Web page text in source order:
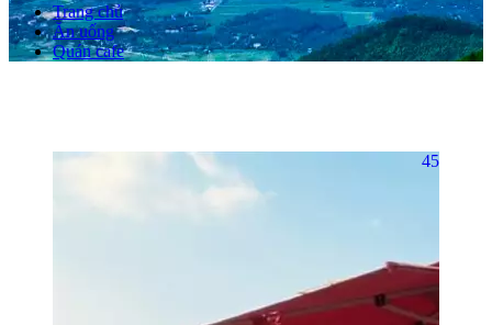
Trang chủ
Ăn uống
Quán cafe
45